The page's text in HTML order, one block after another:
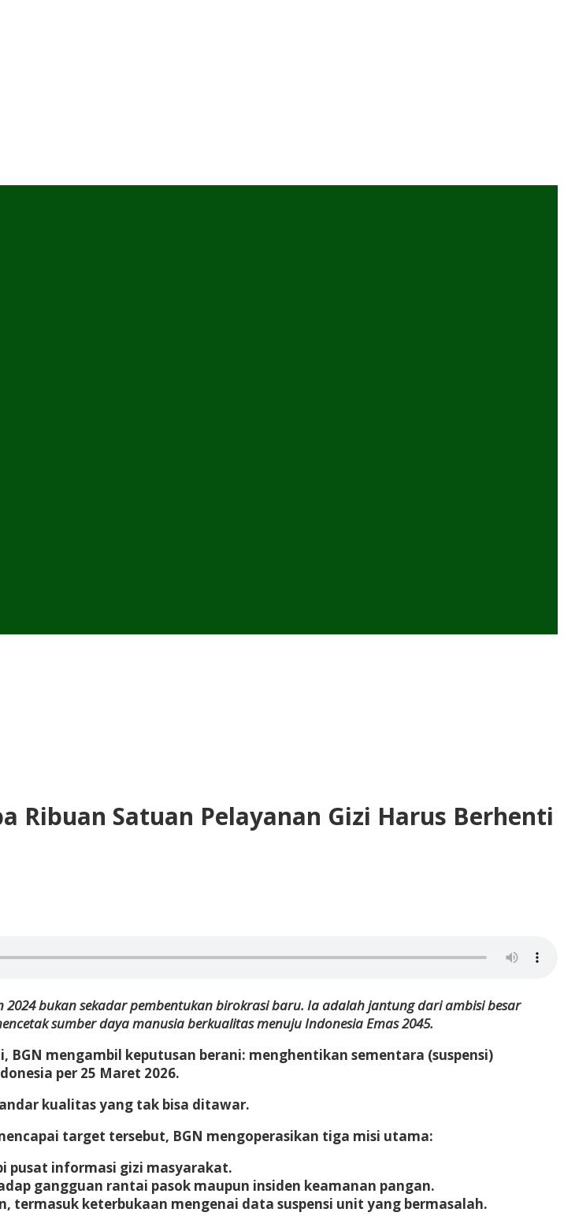
Ribuan Satuan Pelayanan Gizi Harus Berhenti
bukan sekadar pembentukan birokrasi baru. Ia adalah jantung dari ambisi besar
sumber daya manusia berkualitas menuju Indonesia Emas 2045.
BGN mengambil keputusan berani: menghentikan sementara (suspensi)
per 25 Maret 2026.
kualitas yang tak bisa ditawar.
target tersebut, BGN mengoperasikan tiga misi utama:
pusat informasi gizi masyarakat.
gangguan rantai pasok maupun insiden keamanan pangan.
termasuk keterbukaan mengenai data suspensi unit yang bermasalah.